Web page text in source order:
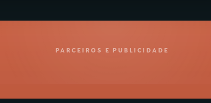
PARCEIROS E PUBLICIDADE